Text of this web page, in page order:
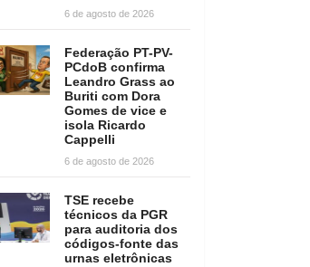
6 de agosto de 2026
Federação PT-PV-
PCdoB confirma
Leandro Grass ao
Buriti com Dora
Gomes de vice e
isola Ricardo
Cappelli
6 de agosto de 2026
TSE recebe
técnicos da PGR
para auditoria dos
códigos-fonte das
urnas eletrônicas